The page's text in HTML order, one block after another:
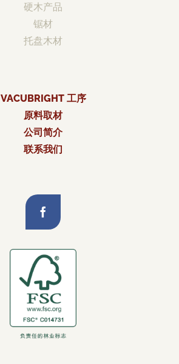
硬木产品
锯材
托盘木材
VACUBRIGHT 工序
原料取材
公司简介
联系我们